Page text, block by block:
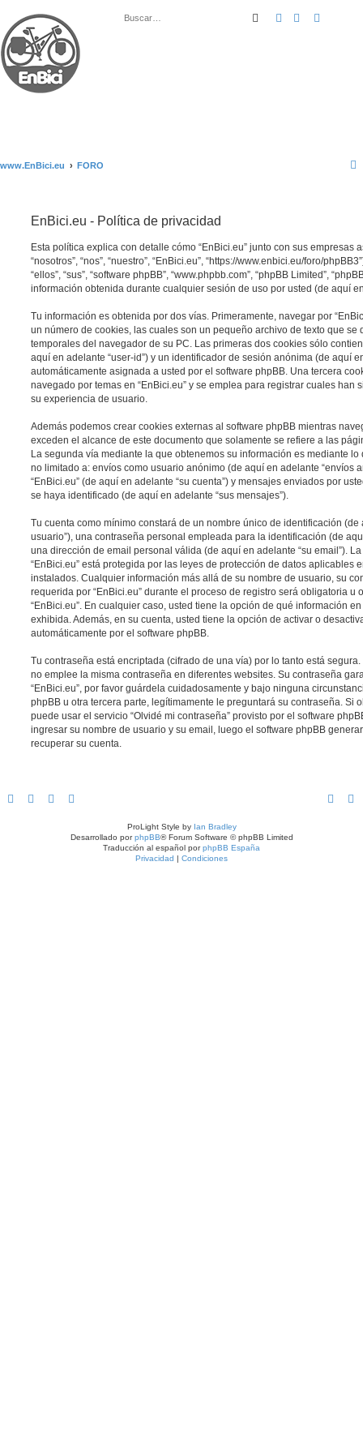
BuscarBúsqueda
www.EnBici.eu FORO
EnBici.eu - Política de privacidad
Esta política explica con detalle cómo “EnBici.eu” junto con sus empresas
“nosotros”, “nos”, “nuestro”, “EnBici.eu”, “https://www.enbici.eu/foro/
“ellos”, “sus”, “software phpBB”, “www.phpbb.com”, “phpBB Limited”,
información obtenida durante cualquier sesión de uso por usted (de aquí
Tu información es obtenida por dos vías. Primeramente, navegar por
un número de cookies, las cuales son un pequeño archivo de texto que se
temporales del navegador de su PC. Las primeras dos cookies sólo
aquí en adelante “user-id”) y un identificador de sesión anónima (de aquí
automáticamente asignada a usted por el software phpBB. Una tercera
navegado por temas en “EnBici.eu” y se emplea para registrar cuales han
su experiencia de usuario.
Además podemos crear cookies externas al software phpBB mientras
exceden el alcance de este documento que solamente se refiere a las
La segunda vía mediante la que obtenemos su información es mediante lo
no limitado a: envíos como usuario anónimo (de aquí en adelante “envíos
“EnBici.eu” (de aquí en adelante “su cuenta”) y mensajes enviados por
se haya identificado (de aquí en adelante “sus mensajes”).
Tu cuenta como mínimo constará de un nombre único de identificación (de
usuario”), una contraseña personal empleada para la identificación (de
una dirección de email personal válida (de aquí en adelante “su email”).
“EnBici.eu” está protegida por las leyes de protección de datos aplicables
instalados. Cualquier información más allá de su nombre de usuario, su
requerida por “EnBici.eu” durante el proceso de registro será obligatoria u
“EnBici.eu”. En cualquier caso, usted tiene la opción de qué información
exhibida. Además, en su cuenta, usted tiene la opción de activar o
automáticamente por el software phpBB.
Tu contraseña está encriptada (cifrado de una vía) por lo tanto está
no emplee la misma contraseña en diferentes websites. Su contraseña
“EnBici.eu”, por favor guárdela cuidadosamente y bajo ninguna
phpBB u otra tercera parte, legítimamente le preguntará su contraseña. Si
puede usar el servicio “Olvidé mi contraseña” provisto por el software
ingresar su nombre de usuario y su email, luego el software phpBB
recuperar su cuenta.
ProLight Style by Ian Bradley
Desarrollado porphpBB® Forum Software © phpBB Limited
Traducción al español porphpBB España
Privacidad | Condiciones